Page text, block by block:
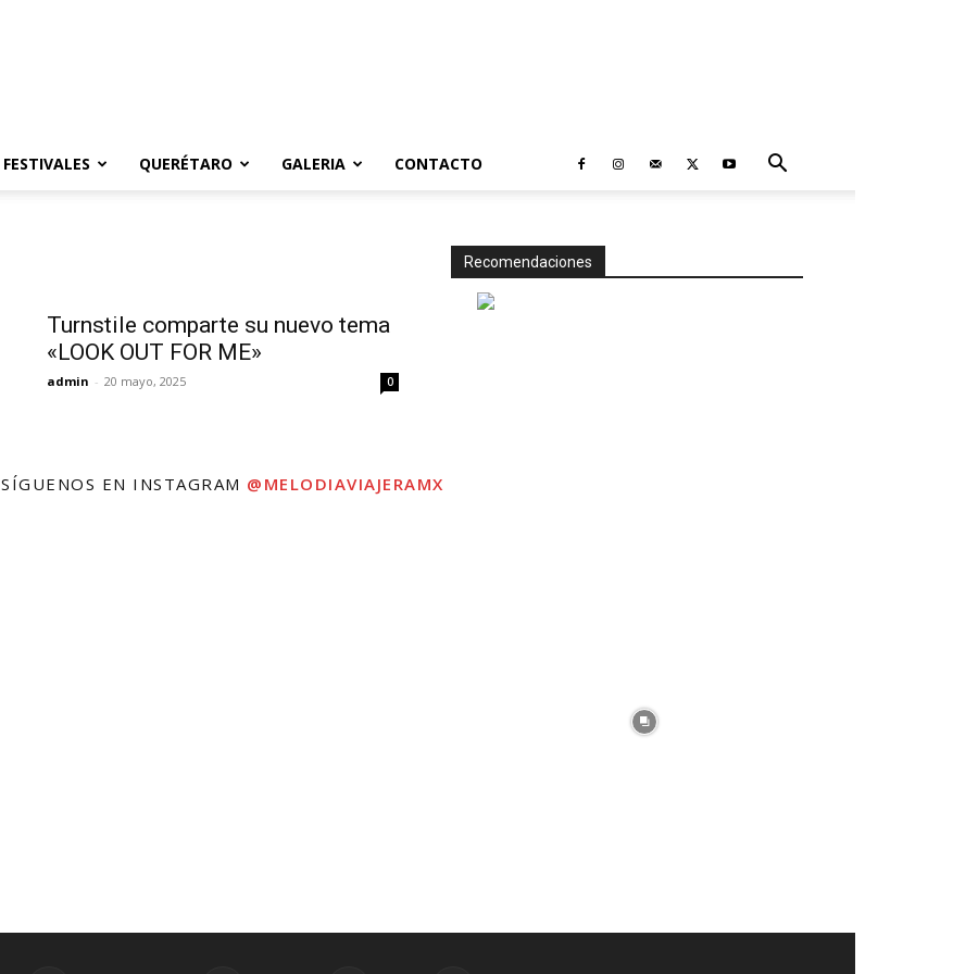
FESTIVALES QUERÉTARO GALERIA CONTACTO
Turnstile comparte su nuevo tema
«LOOK OUT FOR ME»
admin - 20 mayo, 2025 0
Recomendaciones
SÍGUENOS EN INSTAGRAM @MELODIAVIAJERAMX